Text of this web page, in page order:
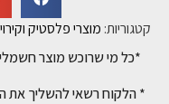
קטגוריות: מוצרי פלסטיק וקירוי
*כל מי שרוכש מוצר
* הלקוח רשאי להשליך את